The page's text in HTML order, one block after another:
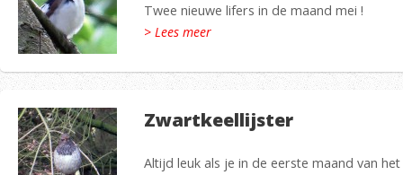
Twee nieuwe lifers in de maand mei !
> Lees meer
Zwartkeellijster
Altijd leuk als je in de eerste maand van